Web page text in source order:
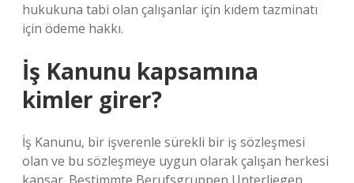
hukukuna tabi olan çalışanlar için kıdem tazminatı
için ödeme hakkı.
İş Kanunu kapsamına
kimler girer?
İş Kanunu, bir işverenle sürekli bir iş sözleşmesi
olan ve bu sözleşmeye uygun olarak çalışan herkesi